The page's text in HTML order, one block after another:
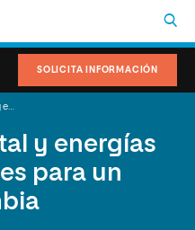
SOLICITA INFORMACIÓN
y energías
para un